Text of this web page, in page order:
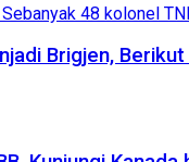
Brigjen,